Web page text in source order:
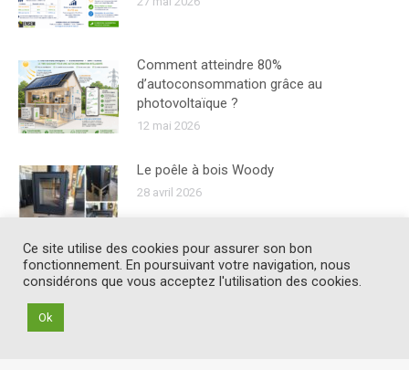
Comment atteindre 80%
d’autoconsommation grâce au
photovoltaïque ?
12 mai 2026
Le poêle à bois Woody
28 avril 2026
Ce site utilise des cookies pour assurer son bon
fonctionnement. En poursuivant votre navigation, nous
considérons que vous acceptez l'utilisation des cookies.
Ok